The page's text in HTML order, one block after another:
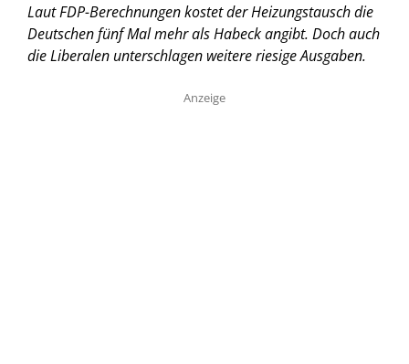
Laut FDP-Berechnungen kostet der Heizungstausch die
Deutschen fünf Mal mehr als Habeck angibt. Doch auch
die Liberalen unterschlagen weitere riesige Ausgaben.
Anzeige